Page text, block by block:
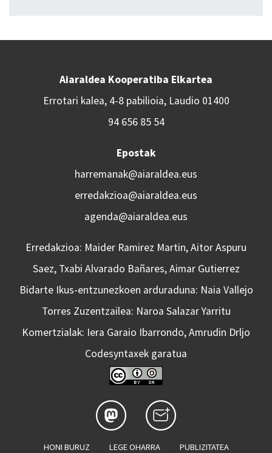
Aiaraldea Kooperatiba Elkartea
Errotari kalea, 4-8 pabilioia, Laudio 01400
94 656 85 54
Epostak
harremanak@aiaraldea.eus
erredakzioa@aiaraldea.eus
agenda@aiaraldea.eus
Erredakzioa: Maider Ramirez Martin, Aitor Aspuru
Saez, Txabi Alvarado Bañares, Aimar Gutierrez
Bidarte Ikus-entzunezkoen arduraduna: Naia Vallejo
Torres Zuzentzailea: Naroa Salazar Yarritu
Komertzialak: Iera Garaio Ibarrondo, Amrudin Drljo
Codesyntaxek garatua
HONI BURUZ LEGE OHARRA PUBLIZITATEA